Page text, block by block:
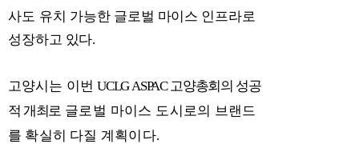
사도 유치 가능한 글로벌 마이스 인프라로
성장하고 있다.
고양시는 이번UCLGASPAC고양총회의 성공
적 개최로 글로벌 마이스 도시 로의 브랜드
를 확실히 다질 계획이다.